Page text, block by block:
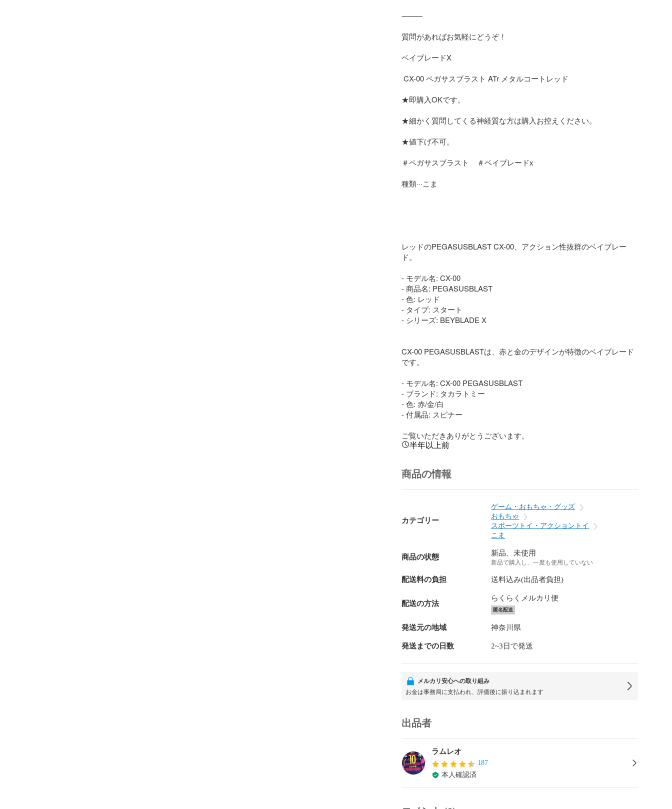
⸻
質問があればお気軽にどうぞ！
ベイブレードX
★即購入OKです。
★細かく質問してくる神経質な方は購入お控えください。
★値下げ不可。
＃ペガサスブラスト    ＃ベイブレードx
種類···こま
レッドのPEGASUSBLAST CX-00、アクション性抜群のベイブレー
ド。
- モデル名: CX-00
- 商品名: PEGASUSBLAST
- 色: レッド
- タイプ: スタート
- シリーズ: BEYBLADE X
CX-00 PEGASUSBLASTは、赤と金のデザインが特徴のベイブレード
です。
- モデル名: CX-00 PEGASUSBLAST
- ブランド: タカラトミー
- 色: 赤/金/白
- 付属品: スピナー
ご覧いただきありがとうございます。
半年以上前
商品の情報
カテゴリー
ゲーム・おもちゃ・グッズ
おもちゃ
スポーツトイ・アクショントイ
こま
商品の状態 新品、未使用
新品で購入し、一度も使用していない
配送料の負担 送料込み(出品者負担)
配送の方法
らくらくメルカリ便
匿名配送
発送元の地域 神奈川県
発送までの日数 2~3日で発送
メルカリ安心への取り組み
お金は事務局に支払われ、評価後に振り込まれます
出品者
ラムレオ
187
本人確認済